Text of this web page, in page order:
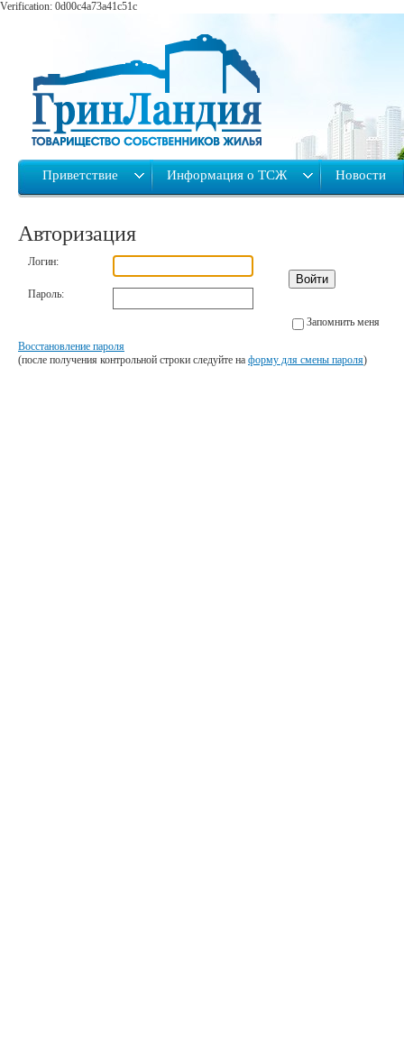
Verification: 0d00c4a73a41c51c
Приветствие Информация о ТСЖ Новости
Авторизация
Логин:
Пароль:
Войти
Запомнить меня
Восстановление пароля
(после получения контрольной строки следуйте на форму для смены пароля)